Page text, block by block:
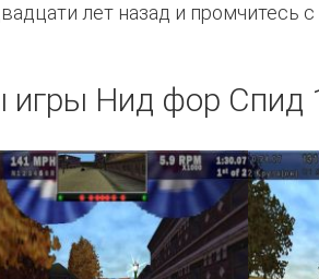
лет назад и промчитесь
Нид фор Спид